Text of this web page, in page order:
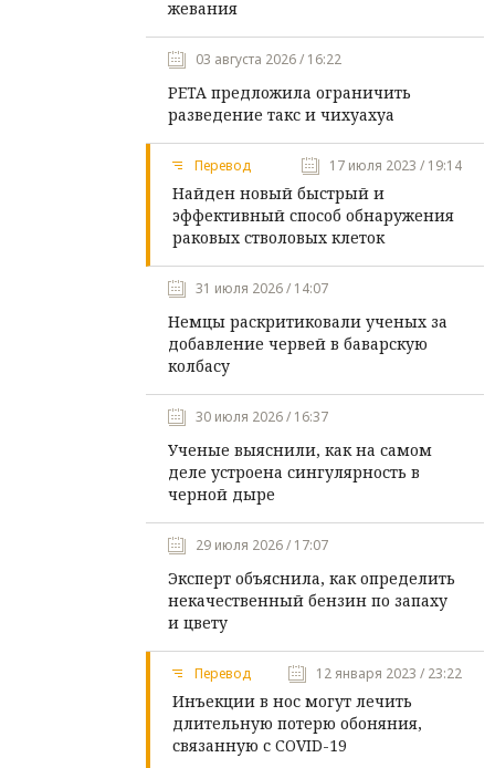
жевания
03 августа 2026 / 16:22
PETA предложила ограничить
разведение такс и чихуахуа
Перевод 17 июля 2023 / 19:14
Найден новый быстрый и
эффективный способ обнаружения
раковых стволовых клеток
31 июля 2026 / 14:07
Немцы раскритиковали ученых за
добавление червей в баварскую
колбасу
30 июля 2026 / 16:37
Ученые выяснили, как на самом
деле устроена сингулярность в
черной дыре
29 июля 2026 / 17:07
Эксперт объяснила, как определить
некачественный бензин по запаху
и цвету
Перевод 12 января 2023 / 23:22
Инъекции в нос могут лечить
длительную потерю обоняния,
связанную с COVID-19